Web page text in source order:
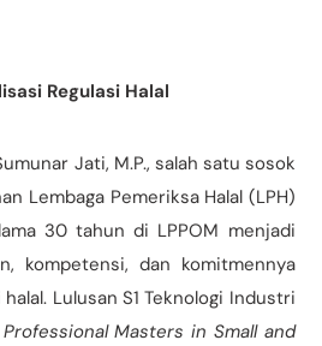
Regulasi Halal
Jati, M.P., salah satu sosok
Lembaga Pemeriksa Halal (LPH)
30 tahun di LPPOM menjadi
kompetensi, dan komitmennya
Lulusan S1 Teknologi Industri
Professional Masters in Small and